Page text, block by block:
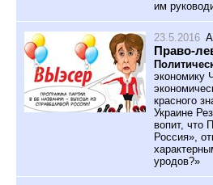
им
23.5.2016
Право-
экономику
красного
Украине
вопит, что
Россия»,
уродов?»